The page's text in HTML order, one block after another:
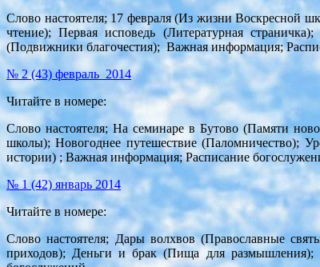
Слово настоятеля; 17 февраля (Из жизни Воскресной
чтение); Первая исповедь (Литературная
(Подвижники благочестия); Важная информация;
№ 2 (43) февраль 2014
Читайте в номере:
Слово настоятеля; На семинаре в Бутово (Памяти
школы); Новогоднее путешествие (Паломничество);
истории) ; Важная информация; Расписание
№ 1 (42) январь 2014
Читайте в номере:
Слово настоятеля; Дары волхвов (Православные
приходов); Деньги и брак (Пища для размышления);